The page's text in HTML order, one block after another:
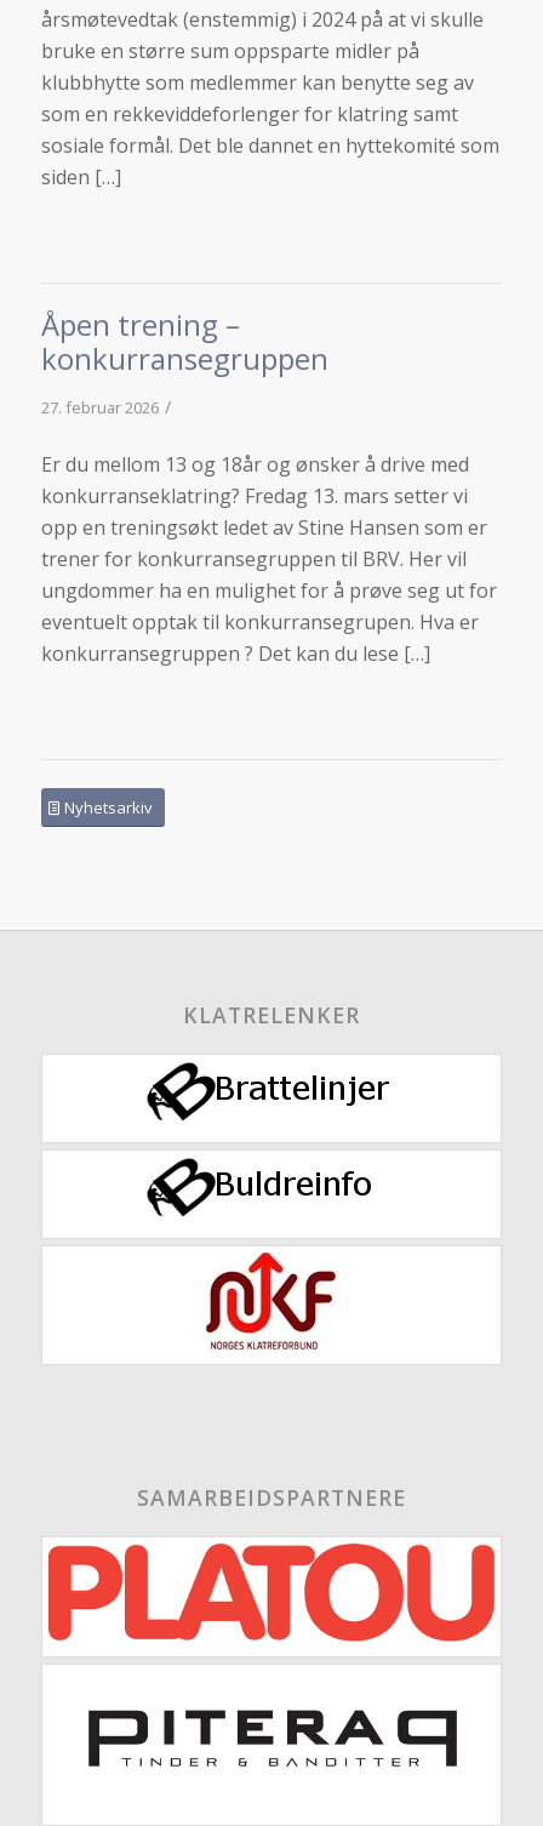
årsmøtevedtak (enstemmig) i 2024 på at vi skulle
bruke en større sum oppsparte midler på
klubbhytte som medlemmer kan benytte seg av
som en rekkeviddeforlenger for klatring samt
sosiale formål. Det ble dannet en hyttekomité som
siden […]
Åpen trening –
konkurransegruppen
27. februar 2026 /
Er du mellom 13 og 18år og ønsker å drive med
konkurranseklatring? Fredag 13. mars setter vi
opp en treningsøkt ledet av Stine Hansen som er
trener for konkurransegruppen til BRV. Her vil
ungdommer ha en mulighet for å prøve seg ut for
eventuelt opptak til konkurransegrupen. Hva er
konkurransegruppen ? Det kan du lese […]
Nyhetsarkiv
KLATRELENKER
SAMARBEIDSPARTNERE